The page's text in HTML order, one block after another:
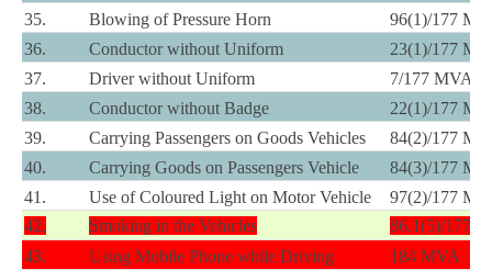
35.
Blowing of Pressure Horn
96(1)/177
36.
Conductor without Uniform
23(1)/177
37.
Driver without Uniform
7/177 MVA
38.
Conductor without Badge
22(1)/177
39.
Carrying Passengers on Goods Vehicles
84(2)/177
40.
Carrying Goods on Passengers Vehicle
84(3)/177
41.
Use of Coloured Light on Motor Vehicle
97(2)/177
42.
Smoking in the Vehicles
86.1(5)/177
43.
Using Mobile Phone while Driving
184 MVA